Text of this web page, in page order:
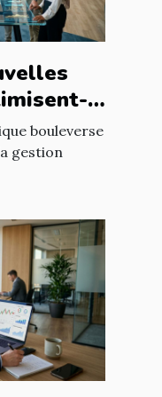
bouleverse
gestion